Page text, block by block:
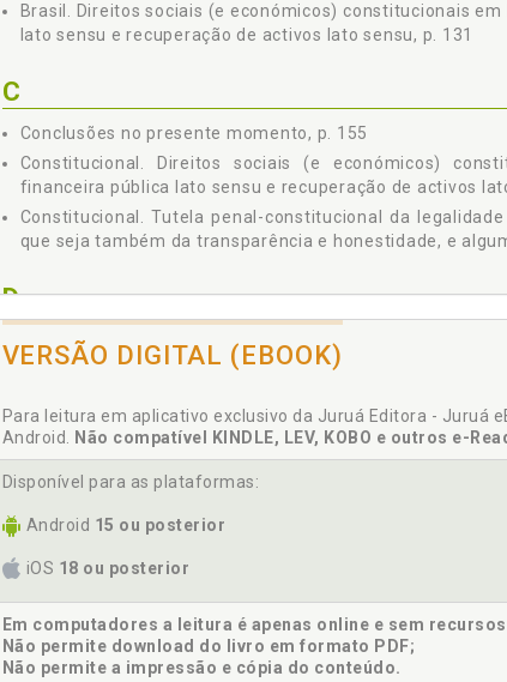
Brasil. Direitos sociais (e económicos) constitucionais
lato sensu e recuperação de activos lato sensu, p. 131
C
Conclusões no presente momento, p. 155
Constitucional. Direitos sociais (e económicos)
financeira pública lato sensu e recuperação de activos
Constitucional. Tutela penal-constitucional da
que seja também da transparência e honestidade, e
D
Direito financeiro público. Ética no direito tributário e no
Direito tributário. Ética no direito tributário e no direito
sensu e recuperação de activos lato sensu, p. 131
E
Ética no direito tributário e no direito financeiro público, p.
H
Honestidade. Tutela penal-constitucional da legalidade
seja também da transparência e honestidade, e algumas
VERSÃO DIGITAL (EBOOK)
Para leitura em aplicativo exclusivo da Juruá Editora - Juruá
Android. Não compatível KINDLE, LEV, KOBO e outros e-
Disponível para as plataformas:
Android 15 ou posterior
iOS 18 ou posterior
Em computadores a leitura é apenas online e sem
Não permite download do livro em formato PDF;
Não permite a impressão e cópia do conteúdo.